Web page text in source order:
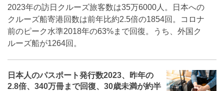
2023年の訪日クルーズ旅客数は35万6000人。日本への
クルーズ船寄港回数は前年比約2.5倍の1854回。コロナ
前のピーク水準2018年の63%まで回復。うち、外国ク
ルーズ船が1264回。
日本人のパスポート発行数2023、昨年の
2.8倍、340万冊まで回復、30歳未満が約半